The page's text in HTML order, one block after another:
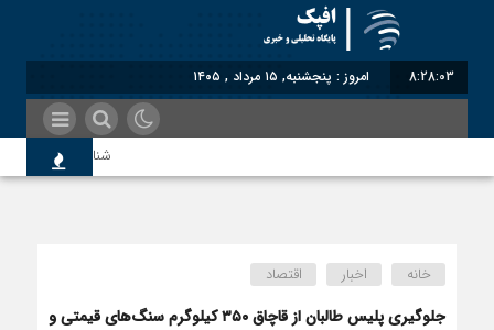
8:28:03 امروز : پنجشنبه, ۱۵ مرداد , ۱۴۰۵
شناختیک| ۸۶ درصد مهاجران حامی ایران در جنگ؛ ۷۵ درصد مهاجران دولت چهاردهم را خیرخواه خود نمی‌دانند
اندیشکده
خانه اخبار اقتصاد
جلوگیری پلیس طالبان از قاچاق ۳۵۰ کیلوگرم سنگ‌های قیمتی و